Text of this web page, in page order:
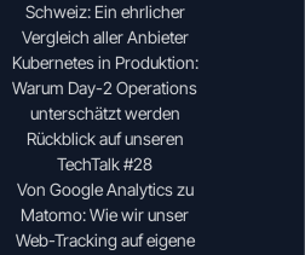
Schweiz: Ein ehrlicher
Vergleich aller Anbieter
Kubernetes in Produktion:
Warum Day-2 Operations
unterschätzt werden
Rückblick auf unseren
TechTalk #28
Von Google Analytics zu
Matomo: Wie wir unser
Web-Tracking auf eigene